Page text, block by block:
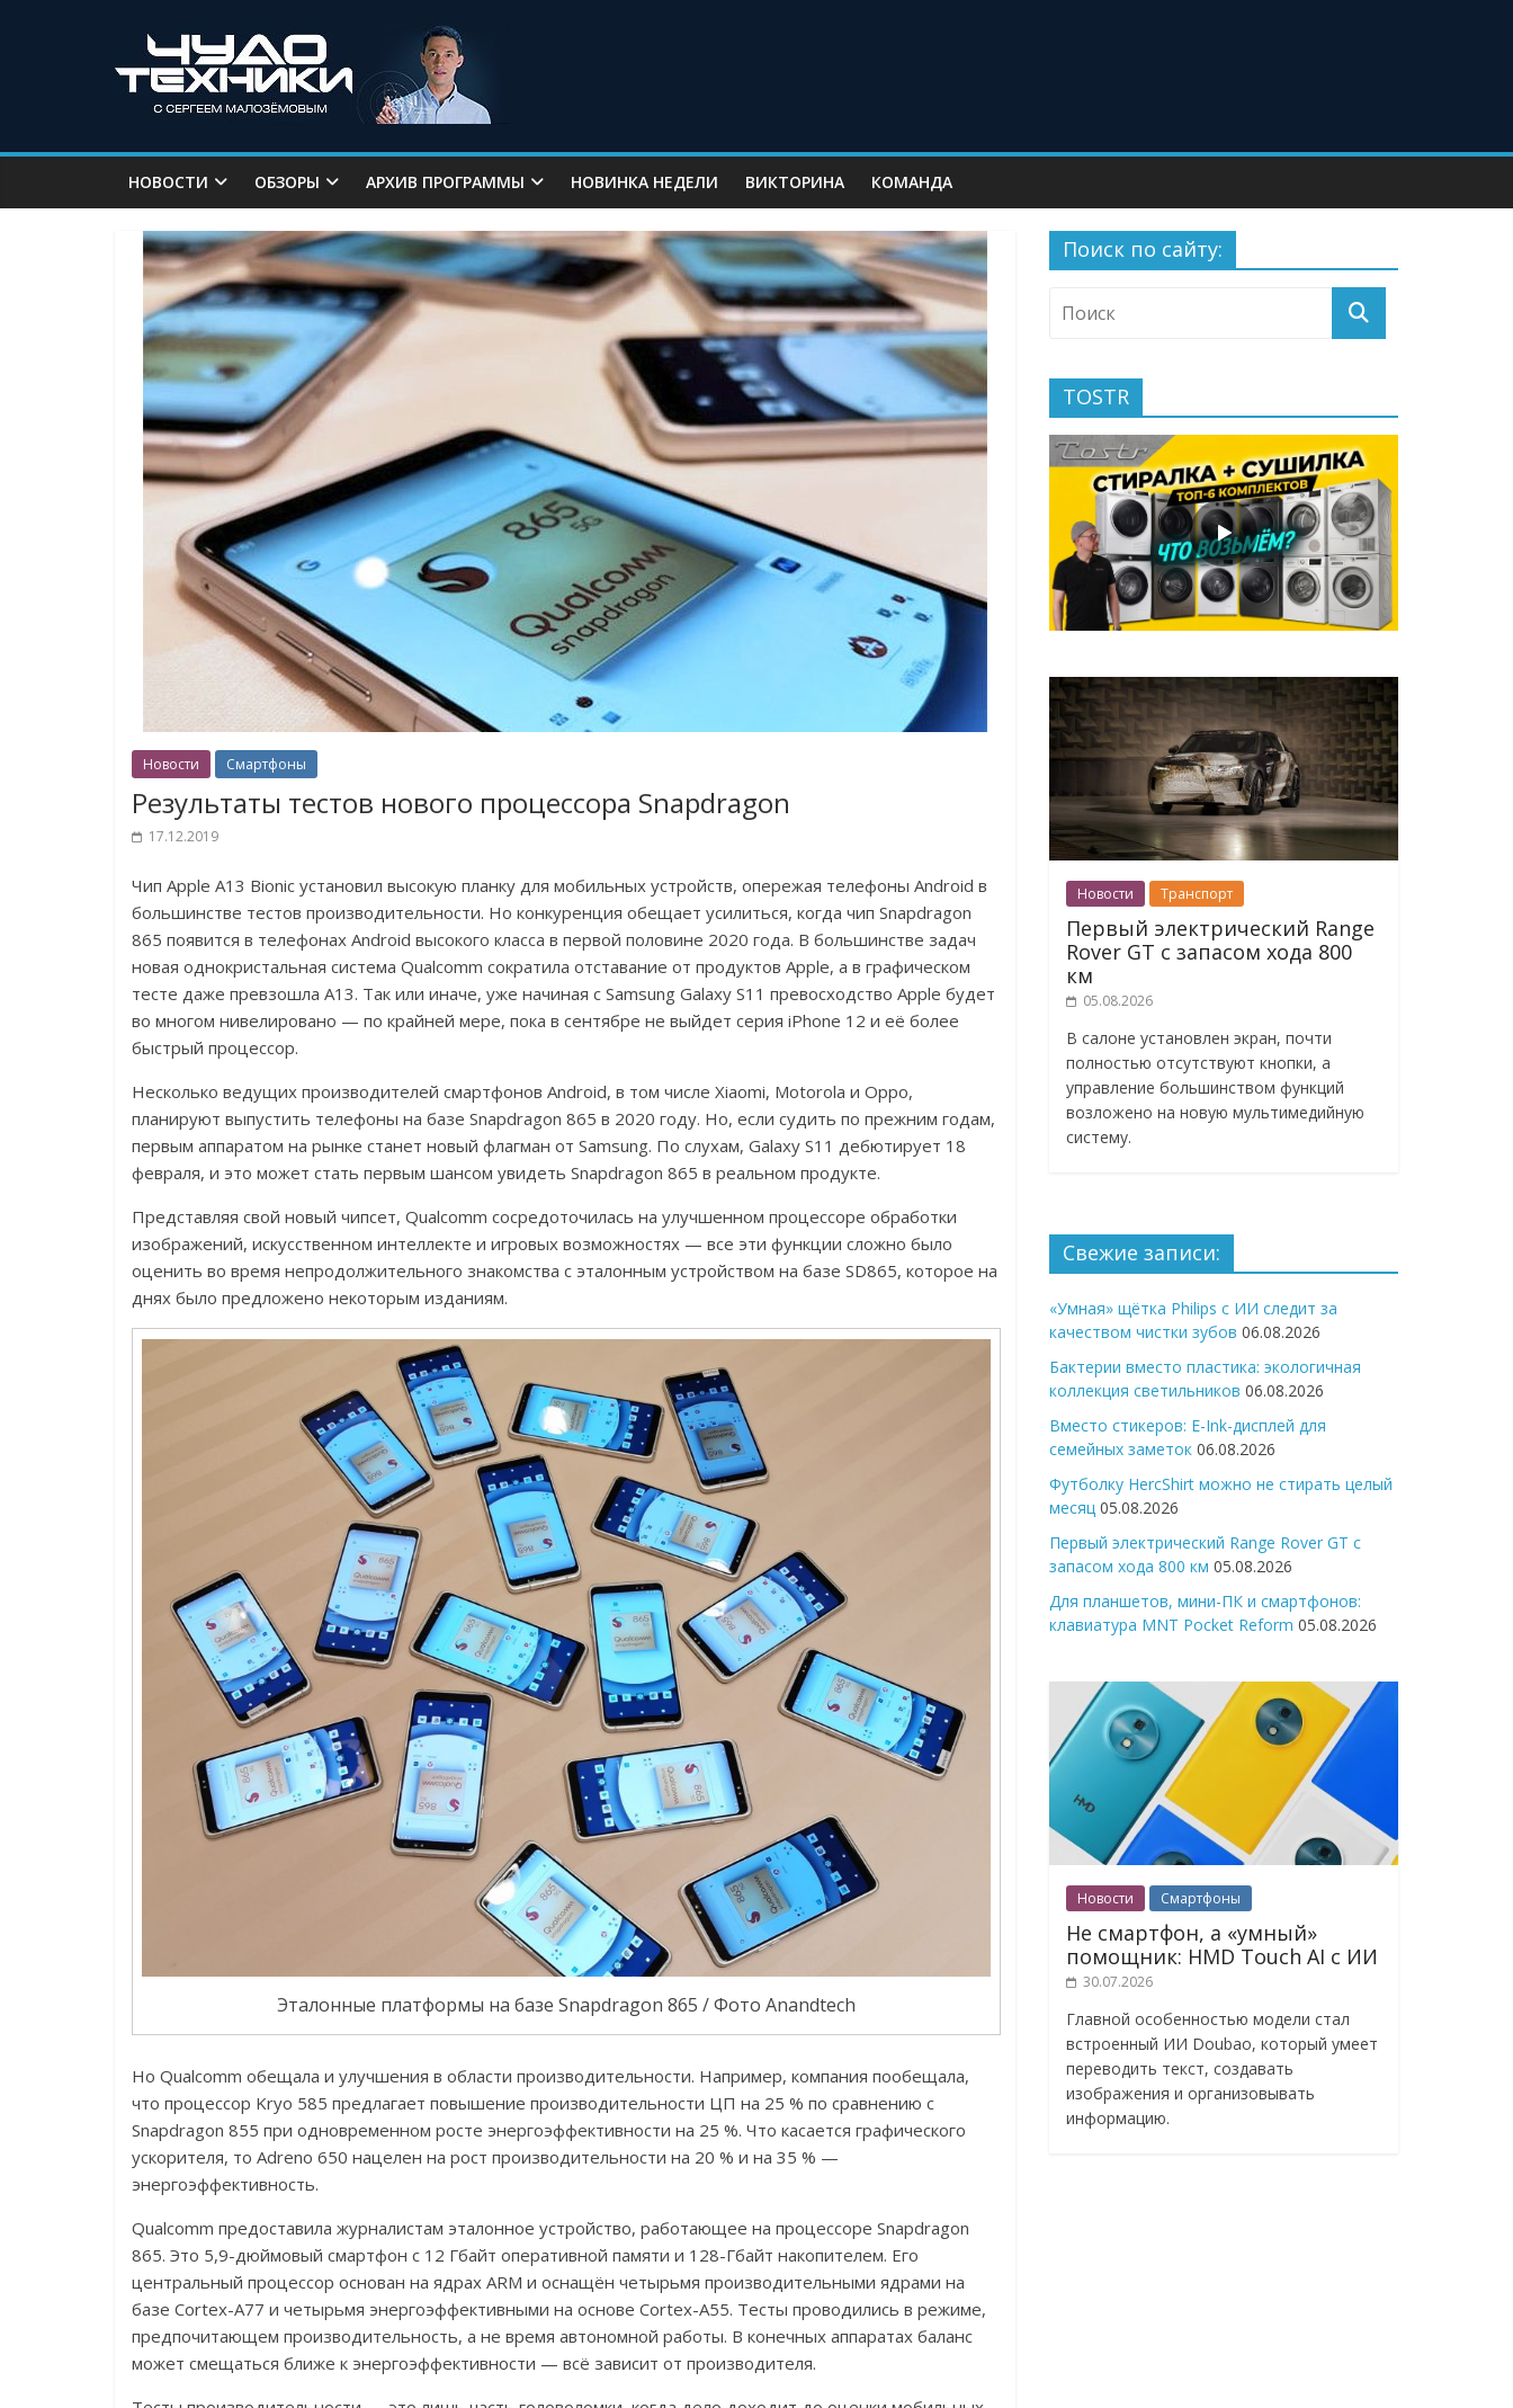
НОВОСТИ ОБЗОРЫ АРХИВ ПРОГРАММЫ НОВИНКА НЕДЕЛИ ВИКТОРИНА КОМАНДА
Новости Смартфоны
Результаты тестов нового процессора Snapdragon
17.12.2019
Чип Apple A13 Bionic установил высокую планку для мобильных устройств, опережая телефоны Android в
большинстве тестов производительности. Но конкуренция обещает усилиться, когда чип Snapdragon
865 появится в телефонах Android высокого класса в первой половине 2020 года. В большинстве задач
новая однокристальная система Qualcomm сократила отставание от продуктов Apple, а в графическом
тесте даже превзошла A13. Так или иначе, уже начиная с Samsung Galaxy S11 превосходство Apple будет
во многом нивелировано — по крайней мере, пока в сентябре не выйдет серия iPhone 12 и её более
быстрый процессор.
Несколько ведущих производителей смартфонов Android, в том числе Xiaomi, Motorola и Oppo,
планируют выпустить телефоны на базе Snapdragon 865 в 2020 году. Но, если судить по прежним годам,
первым аппаратом на рынке станет новый флагман от Samsung. По слухам, Galaxy S11 дебютирует 18
февраля, и это может стать первым шансом увидеть Snapdragon 865 в реальном продукте.
Представляя свой новый чипсет, Qualcomm сосредоточилась на улучшенном процессоре обработки
изображений, искусственном интеллекте и игровых возможностях — все эти функции сложно было
оценить во время непродолжительного знакомства с эталонным устройством на базе SD865, которое на
днях было предложено некоторым изданиям.
Эталонные платформы на базе Snapdragon 865 / Фото Anandtech
Но Qualcomm обещала и улучшения в области производительности. Например, компания пообещала,
что процессор Kryo 585 предлагает повышение производительности ЦП на 25 % по сравнению с
Snapdragon 855 при одновременном росте энергоэффективности на 25 %. Что касается графического
ускорителя, то Adreno 650 нацелен на рост производительности на 20 % и на 35 % —
энергоэффективность.
Qualcomm предоставила журналистам эталонное устройство, работающее на процессоре Snapdragon
865. Это 5,9-дюймовый смартфон с 12 Гбайт оперативной памяти и 128-Гбайт накопителем. Его
центральный процессор основан на ядрах ARM и оснащён четырьмя производительными ядрами на
базе Cortex-A77 и четырьмя энергоэффективными на основе Cortex-A55. Тесты проводились в режиме,
предпочитающем производительность, а не время автономной работы. В конечных аппаратах баланс
может смещаться ближе к энергоэффективности — всё зависит от производителя.
Поиск по сайту:
TOSTR
Новости Транспорт
Первый электрический Range
Rover GT с запасом хода 800
км
05.08.2026
В салоне установлен экран, почти
полностью отсутствуют кнопки, а
управление большинством функций
возложено на новую мультимедийную
систему.
Свежие записи:
«Умная» щётка Philips с ИИ следит за
качеством чистки зубов 06.08.2026
Бактерии вместо пластика: экологичная
коллекция светильников 06.08.2026
Вместо стикеров: E-Ink-дисплей для
семейных заметок 06.08.2026
Футболку HercShirt можно не стирать целый
месяц 05.08.2026
Первый электрический Range Rover GT с
запасом хода 800 км 05.08.2026
Для планшетов, мини-ПК и смартфонов:
клавиатура MNT Pocket Reform 05.08.2026
Новости Смартфоны
Не смартфон, а «умный»
помощник: HMD Touch AI с ИИ
30.07.2026
Главной особенностью модели стал
встроенный ИИ Doubao, который умеет
переводить текст, создавать
изображения и организовывать
информацию.